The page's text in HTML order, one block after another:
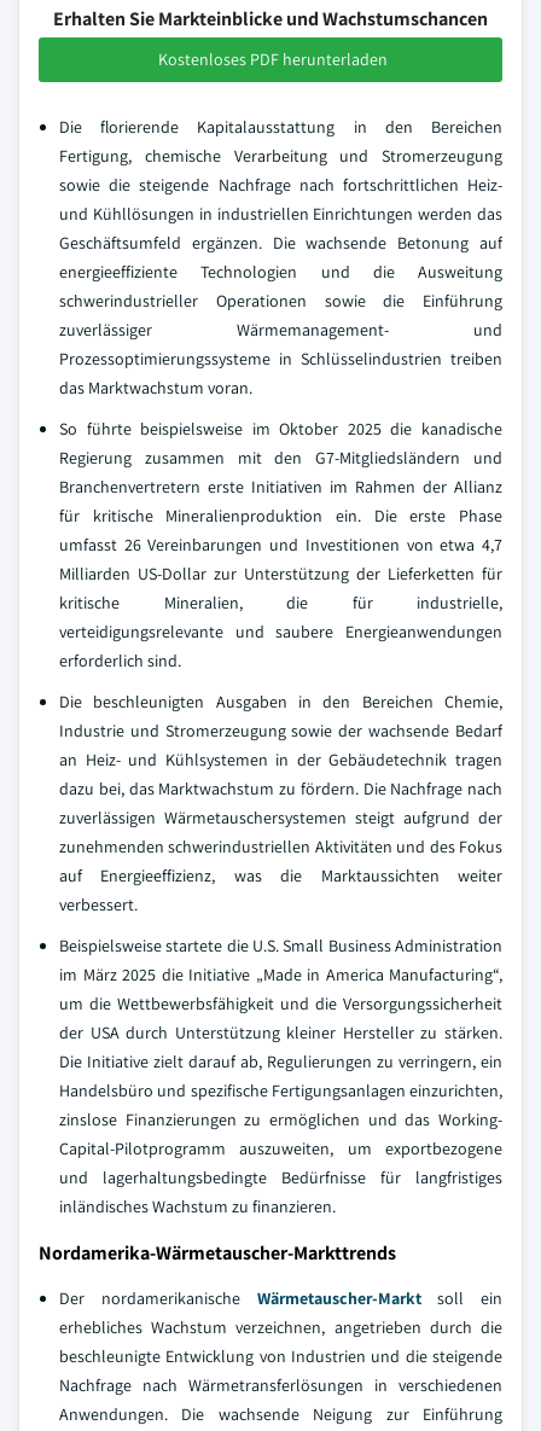
Erhalten Sie Markteinblicke und Wachstumschancen
Kostenloses PDF herunterladen
Die florierende Kapitalausstattung in den Bereichen
Fertigung, chemische Verarbeitung und Stromerzeugung
sowie die steigende Nachfrage nach fortschrittlichen Heiz-
und Kühllösungen in industriellen Einrichtungen werden das
Geschäftsumfeld ergänzen. Die wachsende Betonung auf
energieeffiziente Technologien und die Ausweitung
schwerindustrieller Operationen sowie die Einführung
zuverlässiger Wärmemanagement- und
Prozessoptimierungssysteme in Schlüsselindustrien treiben
das Marktwachstum voran.
So führte beispielsweise im Oktober 2025 die kanadische
Regierung zusammen mit den G7-Mitgliedsländern und
Branchenvertretern erste Initiativen im Rahmen der Allianz
für kritische Mineralienproduktion ein. Die erste Phase
umfasst 26 Vereinbarungen und Investitionen von etwa 4,7
Milliarden US-Dollar zur Unterstützung der Lieferketten für
kritische Mineralien, die für industrielle,
verteidigungsrelevante und saubere Energieanwendungen
erforderlich sind.
Die beschleunigten Ausgaben in den Bereichen Chemie,
Industrie und Stromerzeugung sowie der wachsende Bedarf
an Heiz- und Kühlsystemen in der Gebäudetechnik tragen
dazu bei, das Marktwachstum zu fördern. Die Nachfrage nach
zuverlässigen Wärmetauschersystemen steigt aufgrund der
zunehmenden schwerindustriellen Aktivitäten und des Fokus
auf Energieeffizienz, was die Marktaussichten weiter
verbessert.
Beispielsweise startete die U.S. Small Business Administration
im März 2025 die Initiative „Made in America Manufacturing“,
um die Wettbewerbsfähigkeit und die Versorgungssicherheit
der USA durch Unterstützung kleiner Hersteller zu stärken.
Die Initiative zielt darauf ab, Regulierungen zu verringern, ein
Handelsbüro und spezifische Fertigungsanlagen einzurichten,
zinslose Finanzierungen zu ermöglichen und das Working-
Capital-Pilotprogramm auszuweiten, um exportbezogene
und lagerhaltungsbedingte Bedürfnisse für langfristiges
inländisches Wachstum zu finanzieren.
Nordamerika-Wärmetauscher-Markttrends
Der nordamerikanische Wärmetauscher-Marktsoll ein
erhebliches Wachstum verzeichnen, angetrieben durch die
beschleunigte Entwicklung von Industrien und die steigende
Nachfrage nach Wärmetransferlösungen in verschiedenen
Anwendungen. Die wachsende Neigung zur Einführung